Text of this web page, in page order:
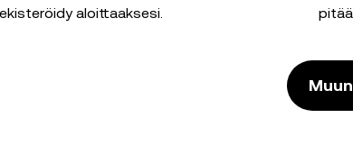
aloittaaksesi.